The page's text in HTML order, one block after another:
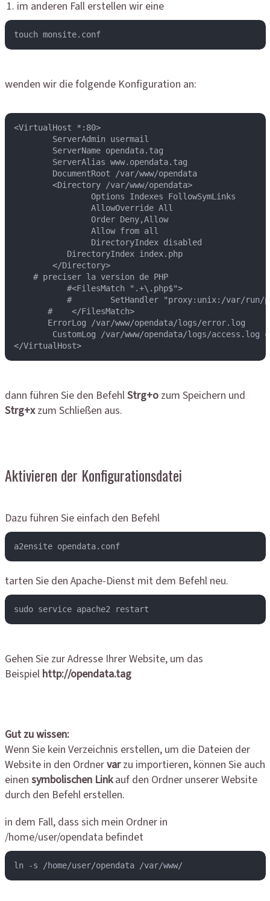
im anderen Fall erstellen wir eine
touch monsite.conf
wenden wir die folgende Konfiguration an:
<VirtualHost *:80>
ServerAdmin usermail
ServerName opendata.tag
ServerAlias www.opendata.tag
DocumentRoot /var/www/opendata
<Directory /var/www/opendata>
Options Indexes FollowSymLinks
AllowOverride All
Order Deny,Allow
Allow from all
DirectoryIndex disabled
DirectoryIndex index.php
</Directory>
# preciser la version de PHP
#<FilesMatch ".+\.php$">
#        SetHandler "proxy:unix:/var/run/
#    </FilesMatch>
ErrorLog /var/www/opendata/logs/error.log
CustomLog /var/www/opendata/logs/access.log
</VirtualHost>
dann führen Sie den BefehlStrg+ozum Speichern und
Strg+xzum Schließen aus.
Aktivieren der Konfigurationsdatei
Dazu führen Sie einfach den Befehl
a2ensite opendata.conf
tarten Sie den Apache-Dienst mit dem Befehl neu.
sudo service apache2 restart
Gehen Sie zur Adresse Ihrer Website, um das
Beispiel http://opendata.tag
Gut zu wissen:
Wenn Sie kein Verzeichnis erstellen, um die Dateien der
Website in den Ordnervarzu importieren, können Sie auch
einen symbolischen Linkauf den Ordner unserer Website
durch den Befehl erstellen.
in dem Fall, dass sich mein Ordner in
/home/user/opendata befindet
ln -s /home/user/opendata /var/www/